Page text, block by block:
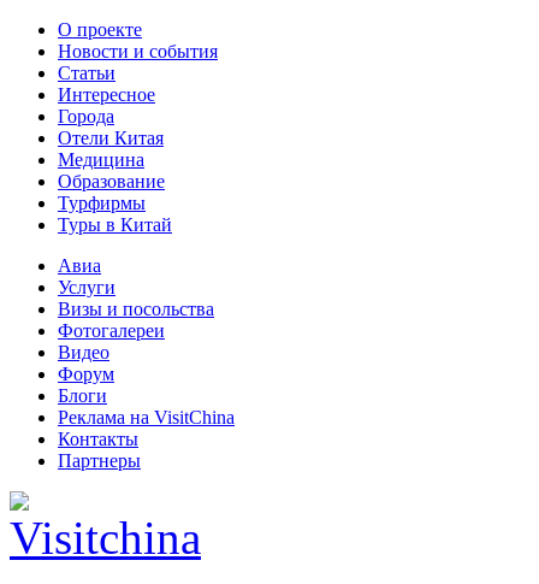
О проекте
Новости и события
Статьи
Интересное
Города
Отели Китая
Медицина
Образование
Турфирмы
Туры в Китай
Авиа
Услуги
Визы и посольства
Фотогалереи
Видео
Форум
Блоги
Реклама на VisitChina
Контакты
Партнеры